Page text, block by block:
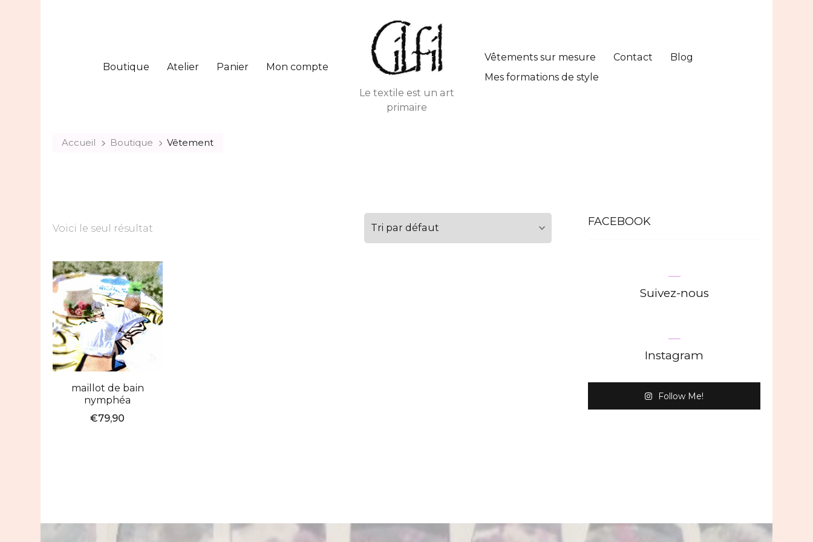
Boutique Atelier Panier Mon compte
Vêtements sur mesure Contact
Blog
Mes formations de style
Le textile est un art
primaire
Accueil Boutique Vêtement
Voici le seul résultat
maillot de bain
nymphéa
€79,90
FACEBOOK
Suivez-nous
Instagram
Follow Me!